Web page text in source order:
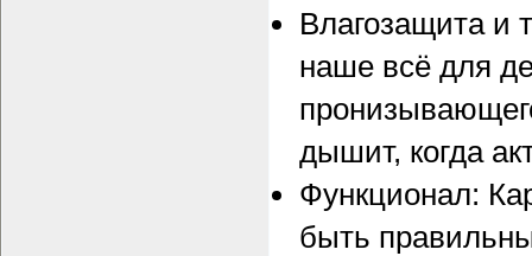
Влагозащита и
наше всё для
дышит, когда
Функционал:
быть